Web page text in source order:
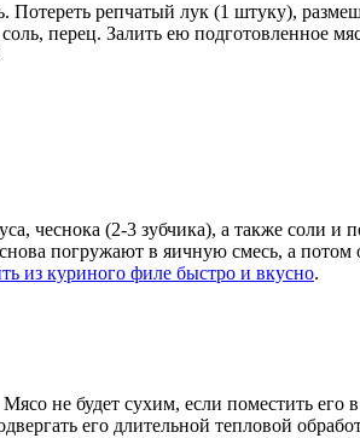
Потереть репчатый лук (1 штуку),
перец. Залить ею подготовленное
чеснока (2-3 зубчика), а также соли
погружают в яичную смесь, а потом
из куриного филе быстро и вкусно.
не будет сухим, если поместить его
его длительной тепловой